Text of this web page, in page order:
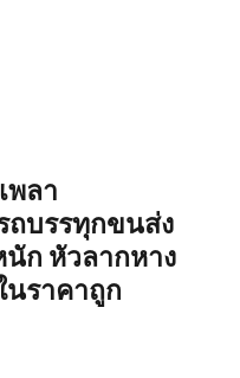
พลา
บรรทุกขนส่ง
นัก หัวลากหาง
นราคาถูก